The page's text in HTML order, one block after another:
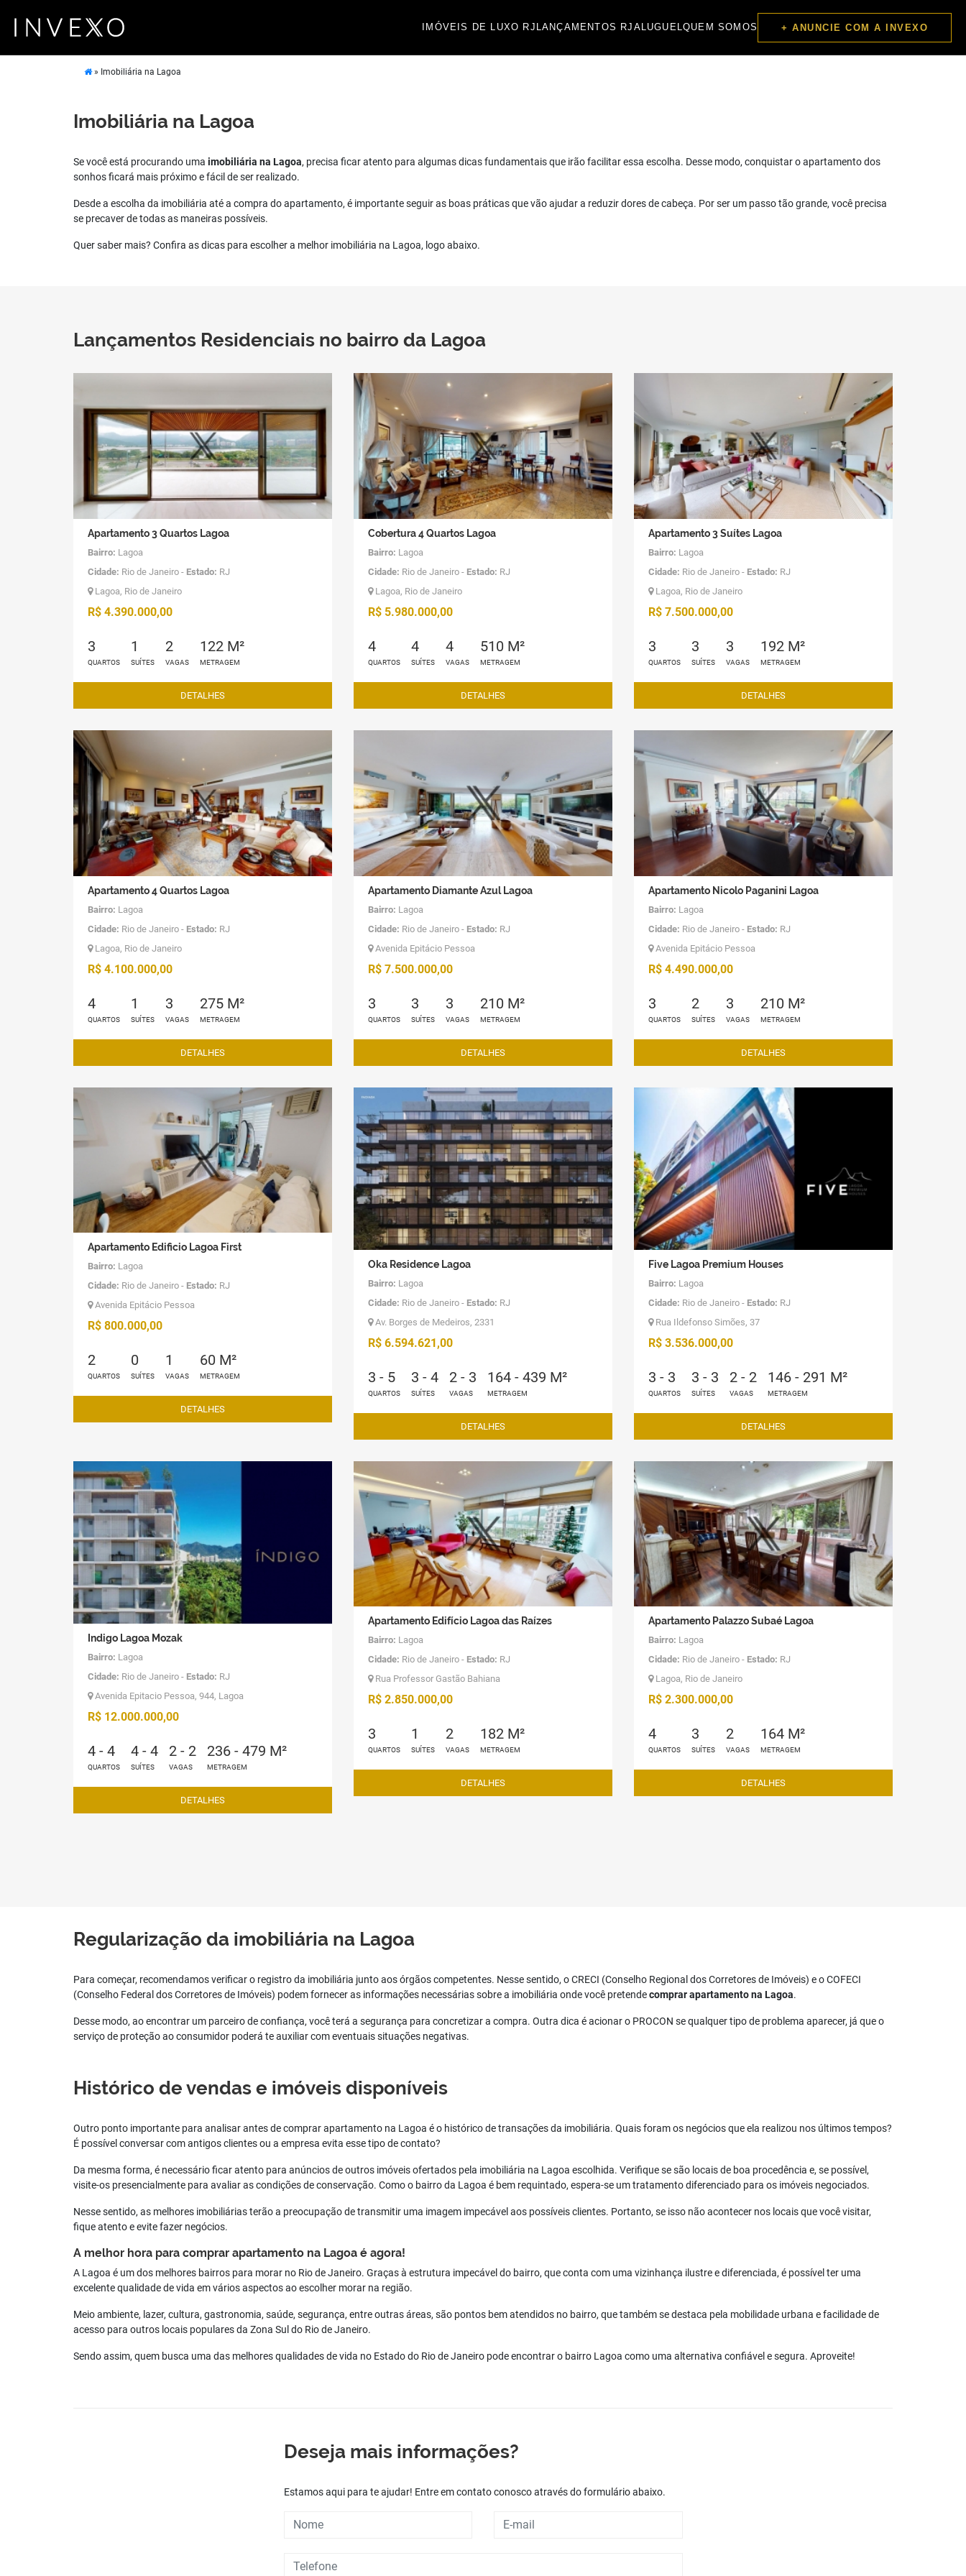
IMÓVEIS DE LUXO RJ LANÇAMENTOS RJ ALUGUELQUEM SOMOS + ANUNCIE COM A INVEXO
» Imobiliária na Lagoa
Imobiliária na Lagoa
Se você está procurando uma imobiliária na Lagoa, precisa ficar atento para algumas dicas fundamentais que irão facilitar essa escolha. Desse modo, conquistar o apartamento dos
sonhos ficará mais próximo e fácil de ser realizado.
Desde a escolha da imobiliária até a compra do apartamento, é importante seguir as boas práticas que vão ajudar a reduzir dores de cabeça. Por ser um passo tão grande, você precisa
se precaver de todas as maneiras possíveis.
Quer saber mais? Confira as dicas para escolher a melhor imobiliária na Lagoa, logo abaixo.
Lançamentos Residenciais no bairro da Lagoa
Apartamento 3 Quartos Lagoa
Bairro: Lagoa
Cidade: Rio de Janeiro - Estado: RJ
Lagoa, Rio de Janeiro
R$ 4.390.000,00
3
QUARTOS
1
SUÍTES
2
VAGAS
122 M²
METRAGEM
DETALHES
Cobertura 4 Quartos Lagoa
Bairro: Lagoa
Cidade: Rio de Janeiro - Estado: RJ
Lagoa, Rio de Janeiro
R$ 5.980.000,00
4
QUARTOS
4
SUÍTES
4
VAGAS
510 M²
METRAGEM
DETALHES
Apartamento 3 Suítes Lagoa
Bairro: Lagoa
Cidade: Rio de Janeiro - Estado: RJ
Lagoa, Rio de Janeiro
R$ 7.500.000,00
3
QUARTOS
3
SUÍTES
3
VAGAS
192 M²
METRAGEM
DETALHES
Apartamento 4 Quartos Lagoa
Bairro: Lagoa
Cidade: Rio de Janeiro - Estado: RJ
Lagoa, Rio de Janeiro
R$ 4.100.000,00
4
QUARTOS
1
SUÍTES
3
VAGAS
275 M²
METRAGEM
DETALHES
Apartamento Diamante Azul Lagoa
Bairro: Lagoa
Cidade: Rio de Janeiro - Estado: RJ
Avenida Epitácio Pessoa
R$ 7.500.000,00
3
QUARTOS
3
SUÍTES
3
VAGAS
210 M²
METRAGEM
DETALHES
Apartamento Nicolo Paganini Lagoa
Bairro: Lagoa
Cidade: Rio de Janeiro - Estado: RJ
Avenida Epitácio Pessoa
R$ 4.490.000,00
3
QUARTOS
2
SUÍTES
3
VAGAS
210 M²
METRAGEM
DETALHES
Apartamento Edificio Lagoa First
Bairro: Lagoa
Cidade: Rio de Janeiro - Estado: RJ
Avenida Epitácio Pessoa
R$ 800.000,00
2
QUARTOS
0
SUÍTES
1
VAGAS
60 M²
METRAGEM
DETALHES
Oka Residence Lagoa
Bairro: Lagoa
Cidade: Rio de Janeiro - Estado: RJ
Av. Borges de Medeiros, 2331
R$ 6.594.621,00
3 - 5
QUARTOS
3 - 4
SUÍTES
2 - 3
VAGAS
164 - 439 M²
METRAGEM
DETALHES
Five Lagoa Premium Houses
Bairro: Lagoa
Cidade: Rio de Janeiro - Estado: RJ
Rua Ildefonso Simões, 37
R$ 3.536.000,00
3 - 3
QUARTOS
3 - 3
SUÍTES
2 - 2
VAGAS
146 - 291 M²
METRAGEM
DETALHES
Indigo Lagoa Mozak
Bairro: Lagoa
Cidade: Rio de Janeiro - Estado: RJ
Avenida Epitacio Pessoa, 944, Lagoa
R$ 12.000.000,00
4 - 4
QUARTOS
4 - 4
SUÍTES
2 - 2
VAGAS
236 - 479 M²
METRAGEM
DETALHES
Apartamento Edifício Lagoa das Raízes
Bairro: Lagoa
Cidade: Rio de Janeiro - Estado: RJ
Rua Professor Gastão Bahiana
R$ 2.850.000,00
3
QUARTOS
1
SUÍTES
2
VAGAS
182 M²
METRAGEM
DETALHES
Apartamento Palazzo Subaé Lagoa
Bairro: Lagoa
Cidade: Rio de Janeiro - Estado: RJ
Lagoa, Rio de Janeiro
R$ 2.300.000,00
4
QUARTOS
3
SUÍTES
2
VAGAS
164 M²
METRAGEM
DETALHES
Regularização da imobiliária na Lagoa
Para começar, recomendamos verificar o registro da imobiliária junto aos órgãos competentes. Nesse sentido, o CRECI (Conselho Regional dos Corretores de Imóveis) e o COFECI
(Conselho Federal dos Corretores de Imóveis) podem fornecer as informações necessárias sobre a imobiliária onde você pretendecomprar apartamento na Lagoa.
Desse modo, ao encontrar um parceiro de confiança, você terá a segurança para concretizar a compra. Outra dica é acionar o PROCON se qualquer tipo de problema aparecer, já que o
serviço de proteção ao consumidor poderá te auxiliar com eventuais situações negativas.
Histórico de vendas e imóveis disponíveis
Outro ponto importante para analisar antes de comprar apartamento na Lagoa é o histórico de transações da imobiliária. Quais foram os negócios que ela realizou nos últimos tempos?
É possível conversar com antigos clientes ou a empresa evita esse tipo de contato?
Da mesma forma, é necessário ficar atento para anúncios de outros imóveis ofertados pela imobiliária na Lagoa escolhida. Verifique se são locais de boa procedência e, se possível,
visite-os presencialmente para avaliar as condições de conservação. Como o bairro da Lagoa é bem requintado, espera-se um tratamento diferenciado para os imóveis negociados.
Nesse sentido, as melhores imobiliárias terão a preocupação de transmitir uma imagem impecável aos possíveis clientes. Portanto, se isso não acontecer nos locais que você visitar,
fique atento e evite fazer negócios.
A melhor hora para comprar apartamento na Lagoa é agora!
A Lagoa é um dos melhores bairros para morar no Rio de Janeiro. Graças à estrutura impecável do bairro, que conta com uma vizinhança ilustre e diferenciada, é possível ter uma
excelente qualidade de vida em vários aspectos ao escolher morar na região.
Meio ambiente, lazer, cultura, gastronomia, saúde, segurança, entre outras áreas, são pontos bem atendidos no bairro, que também se destaca pela mobilidade urbana e facilidade de
acesso para outros locais populares da Zona Sul do Rio de Janeiro.
Sendo assim, quem busca uma das melhores qualidades de vida no Estado do Rio de Janeiro pode encontrar o bairro Lagoa como uma alternativa confiável e segura. Aproveite!
Deseja mais informações?
Estamos aqui para te ajudar! Entre em contato conosco através do formulário abaixo.